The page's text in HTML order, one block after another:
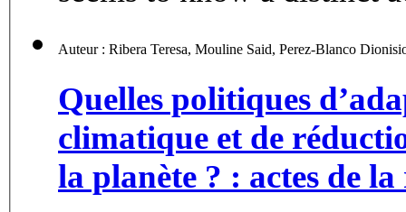
Quelles politiques
climatique et de
la planète ? : actes de